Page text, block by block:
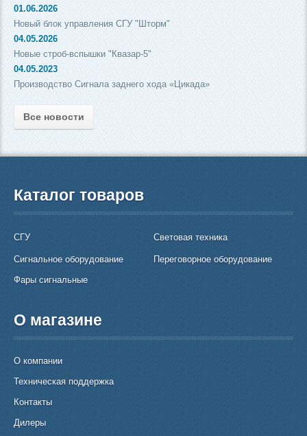
01.06.2026
Новый блок управления СГУ "Шторм"
04.05.2026
Новые строб-вспышки "Квазар-5"
04.05.2023
Производство Сигнала заднего хода «Цикада»
Все новости
Каталог товаров
СГУ Световая техника
Сигнальное оборудование
Переговорное оборудование
Фары сигнальные
О магазине
О компании
Техническая поддержка
Контакты
Дилеры